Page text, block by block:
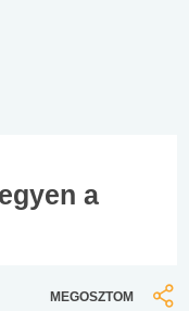
a
MEGOSZTOM